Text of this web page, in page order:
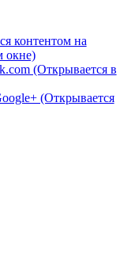
контентом на
окне)
(Открывается в
(Открывается